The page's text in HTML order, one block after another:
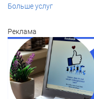
Турецкая баня
Сауна
Фитнес-центр
Еда и напитки
Больше услуг
Реклама